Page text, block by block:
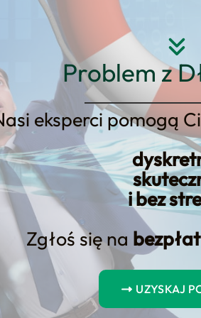
Problem z
eksperci pomogą
i bez
Zgłoś się na
UZYSKAJ
Strona główna O nas
kredytów.